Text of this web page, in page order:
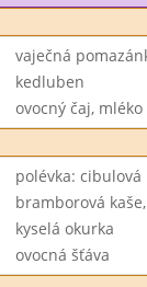
vaječná
kedluben
ovocný čaj, mléko
polévka: cibulová
bramborová
kyselá okurka
ovocná šťáva